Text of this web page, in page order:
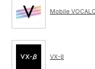
Mobile
VX-β